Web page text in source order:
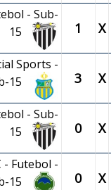
- Sub-
15
1 X
Sports -
15
3 X
- Sub-
15
0 X
- Futebol -
15
0 X